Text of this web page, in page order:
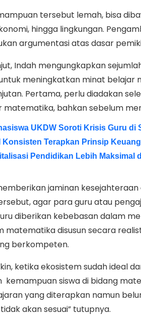
tersebut lemah, bisa
hingga lingkungan.
argumentasi atas dasar
Indah mengungkapkan
meningkatkan minat belajar
Pertama, perlu diadakan
matematika, bahkan sebelum
UKDW Soroti Krisis Guru di
Konsisten Terapkan Prinsip
Pendidikan Lebih Maksimal
jaminan
agar para guru atau
diberikan kebebasan dalam
matematika disusun secara
berkompeten.
ketika ekosistem sudah ideal
kemampuan siswa di bidang
yang diterapkan namun
akan sesuai” tutupnya.